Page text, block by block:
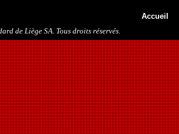
Accueil
de Liège SA. Tous droits réservés.